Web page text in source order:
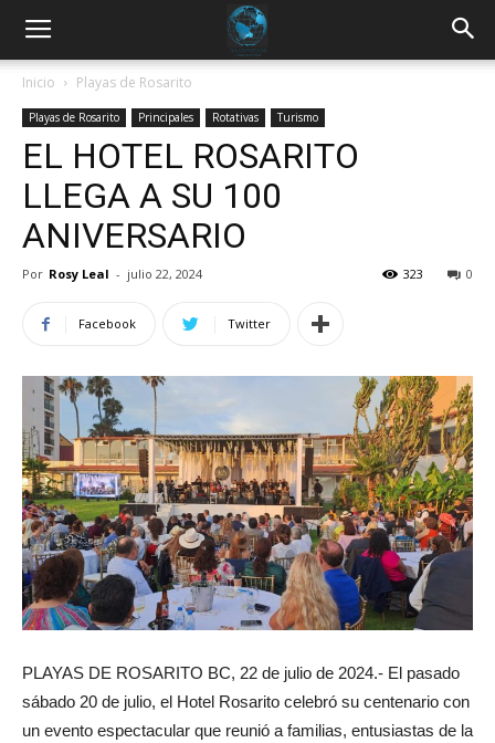
Inicio Playas de Rosarito
Playas de Rosarito Principales Rotativas Turismo
EL HOTEL ROSARITO
LLEGA A SU 100
ANIVERSARIO
Por Rosy Leal - julio 22, 2024 0
323
Facebook Twitter
PLAYAS DE ROSARITO BC, 22 de julio de 2024.- El pasado
sábado 20 de julio, el Hotel Rosarito celebró su centenario con
un evento espectacular que reunió a familias, entusiastas de la